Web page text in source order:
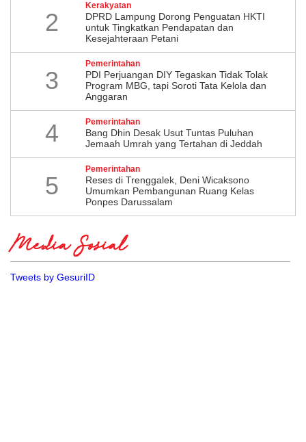
2
Kerakyatan
DPRD Lampung Dorong Penguatan HKTI
untuk Tingkatkan Pendapatan dan
Kesejahteraan Petani
3
Pemerintahan
PDI Perjuangan DIY Tegaskan Tidak Tolak
Program MBG, tapi Soroti Tata Kelola dan
Anggaran
4 Pemerintahan
Bang Dhin Desak Usut Tuntas Puluhan
Jemaah Umrah yang Tertahan di Jeddah
5
Pemerintahan
​Reses di Trenggalek, Deni Wicaksono
Umumkan Pembangunan Ruang Kelas
Ponpes Darussalam
Media Sosial
Tweets by GesuriID